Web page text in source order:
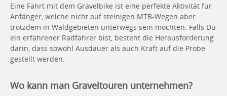
Eine Fahrt mit dem Gravelbike ist eine perfekte Aktivität für
Anfänger, welche nicht auf steinigen MTB-Wegen aber
trotzdem in Waldgebieten unterwegs sein möchten. Falls Du
ein erfahrener Radfahrer bist, besteht die Herausforderung
darin, dass sowohl Ausdauer als auch Kraft auf die Probe
gestellt werden.
Wo kann man Graveltouren unternehmen?